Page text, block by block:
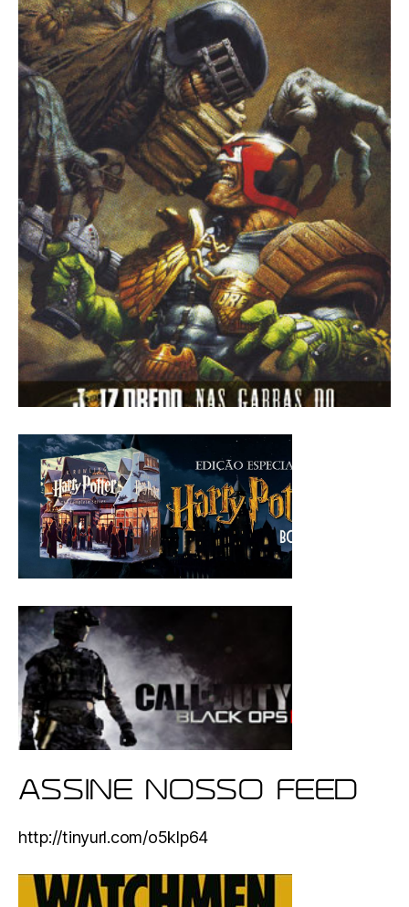
ASSINE NOSSO FEED
http://tinyurl.com/o5klp64